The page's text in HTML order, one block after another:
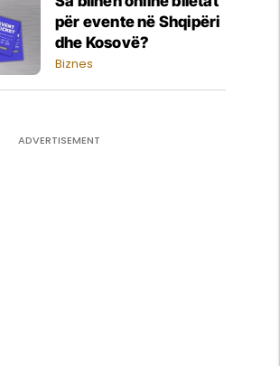
për evente në Shqipëri
dhe Kosovë?
Biznes